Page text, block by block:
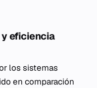
eficiencia
los sistemas
en comparación